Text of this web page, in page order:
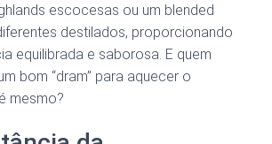
escocesas ou um blended
destilados, proporcionando
equilibrada e saborosa. E quem
bom “dram” para aquecer o
mesmo?